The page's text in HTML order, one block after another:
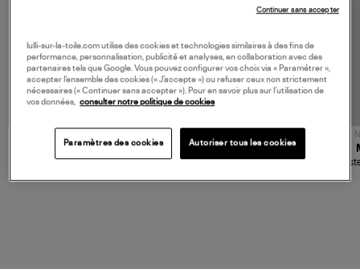
JEROME DREYFUSS
Sac Bobi S Cuir Lamé
TORAL
Mocassins Killian Sport
lulli-sur-la-toile.com utilise des cookies et technologies similaires à des fins de
performance, personnalisation, publicité et analyses, en collaboration avec des
partenaires tels que Google. Vous pouvez configurer vos choix via « Paramétrer »,
accepter l’ensemble des cookies (« J’accepte ») ou refuser ceux non strictement
nécessaires (« Continuer sans accepter »). Pour en savoir plus sur l’utilisation de
vos données, consulter notre politique de cookies
Paramètres des cookies Autoriser tous les cookies
Continuer sans accepter